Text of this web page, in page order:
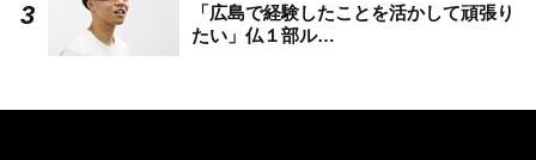
「広島で経験したことを活かして頑張り
たい」仏１部ル…